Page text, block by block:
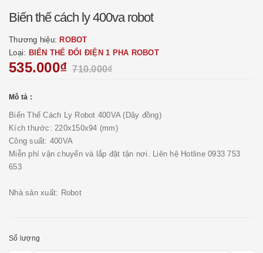
Biến thế cách ly 400va robot
Thương hiệu: ROBOT
Loại: BIẾN THẾ ĐỔI ĐIỆN 1 PHA ROBOT
535.000₫ 710.000₫
Mô tả :
Biến Thế Cách Ly Robot 400VA (Dây đồng)
Kích thước: 220x150x94 (mm)
Công suất: 400VA
Miễn phí vận chuyển và lắp đặt tận nơi. Liên hệ Hotline 0933 753
653
Nhà sản xuất: Robot
Số lượng